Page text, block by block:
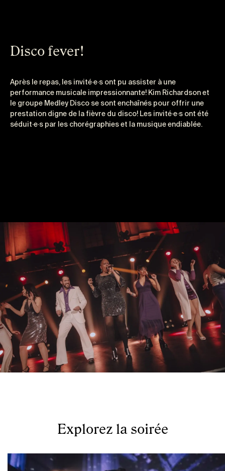
Disco fever!
Après le repas, les invité·e·s ont pu assister à une
performance musicale impressionnante! Kim Richardson et
le groupe Medley Disco se sont enchaînés pour offrir une
prestation digne de la fièvre du disco! Les invité·e·s ont été
séduit·e·s par les chorégraphies et la musique endiablée.
Explorez la soirée